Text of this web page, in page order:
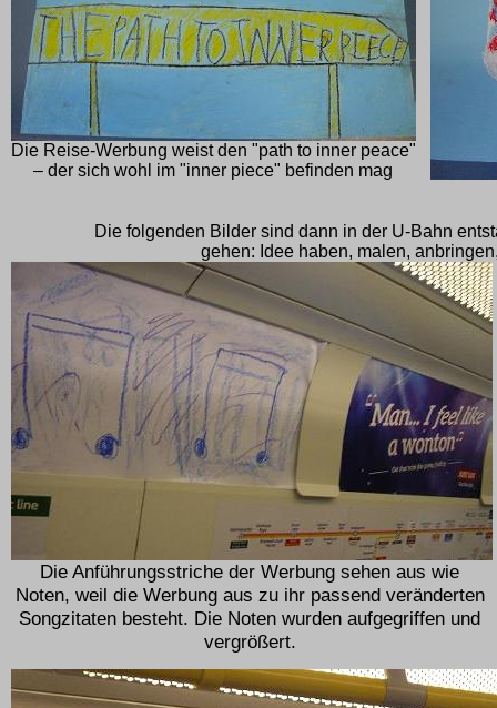
Die Reise-Werbung weist den "path to inner peace"
– der sich wohl im "inner piece" befinden mag
Die folgenden Bilder sind dann in der U-Bahn
gehen: Idee haben, malen,
Die Anführungsstriche der Werbung sehen aus wie
Noten, weil die Werbung aus zu ihr passend veränderten
Songzitaten besteht. Die Noten wurden aufgegriffen und
vergrößert.